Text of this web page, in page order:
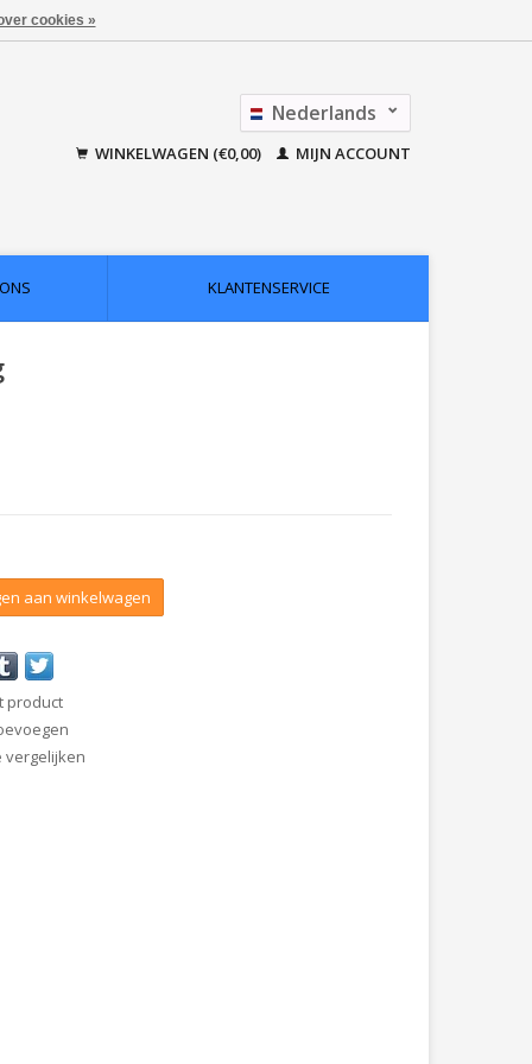
Nederlands
Français
WINKELWAGEN (€0,00) MIJN ACCOUNT
KLANTENSERVICE
aan winkelwagen
product
vergelijken
cookies »